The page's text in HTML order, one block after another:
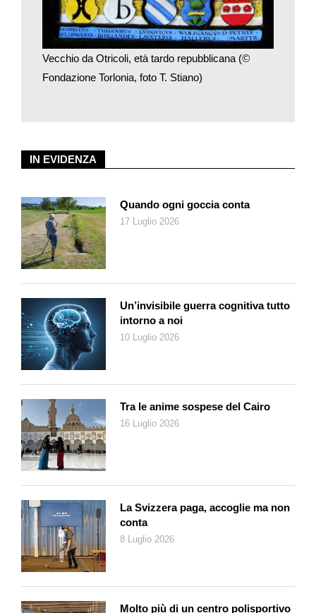
Alessandro Torlonia (deceduto nel 2017) per dare un futuro al
lascito – apre questo straordinario patrimonio di bellezza
incarnata nel marmo agli appassionati d’arte ma anche ai
curiosi che vorranno approfittare della rassegna di Villa
Caffarelli per rifarsi gli occhi e non solo.
visitatori già nel 1734. Anche nel caso in questione,
proprietà privata, è destinata a diventare bene culturale
collettivo nel futuribile museo di Roma espressamente
dedicato a questo tesoro.
Il percorso della mostra
a ritroso nel tempo in cinque sezioni (14 sale). Nella Sezione I
viene rievocato il Museo Torlonia del 1875 con
un’impressionante sequenza di busti maschili e femminili che
testimoniano l’usanza di quel tempo nel lasciare immagini degli
antenati che avevano rivestito cariche pubbliche importanti,
menzioniamo il bel simulacro di
dell’esposizione.
Nella seconda sezione troviamo due insigni esempi di
sarcofagi in marmo greco, altorilievi e tre statue di atleti, una
Ninfae unSatiro scovati durante gli scavi nelle proprietà
Portus Augusti(200 d.C.) che era il principale approdo della
Roma imperiale.
Molto spesso nell’etichetta delle statue compare la dicitura
«replica di…». A tal proposito, va ricordato che le sculture
greche dell’età classica sono conosciute nella maggior parte
dei casi grazie alle copie marmoree di età romana, gli originali
sono andati perlopiù persi.
IN EVIDENZA
Quando ogni goccia conta
17 Luglio 2026
Un’invisibile guerra cognitiva tutto
intorno a noi
10 Luglio 2026
Tra le anime sospese del Cairo
16 Luglio 2026
La Svizzera paga, accoglie ma non
conta
8 Luglio 2026
Molto più di un centro polisportivo
Vecchio da Otricoli, età tardo repubblicana (©
Fondazione Torlonia, foto T. Stiano)